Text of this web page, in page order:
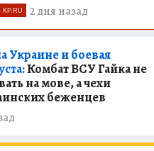
2 дня назад
Украине и боевая
Комбат ВСУ Гайка не
на мове, а чехи
беженцев